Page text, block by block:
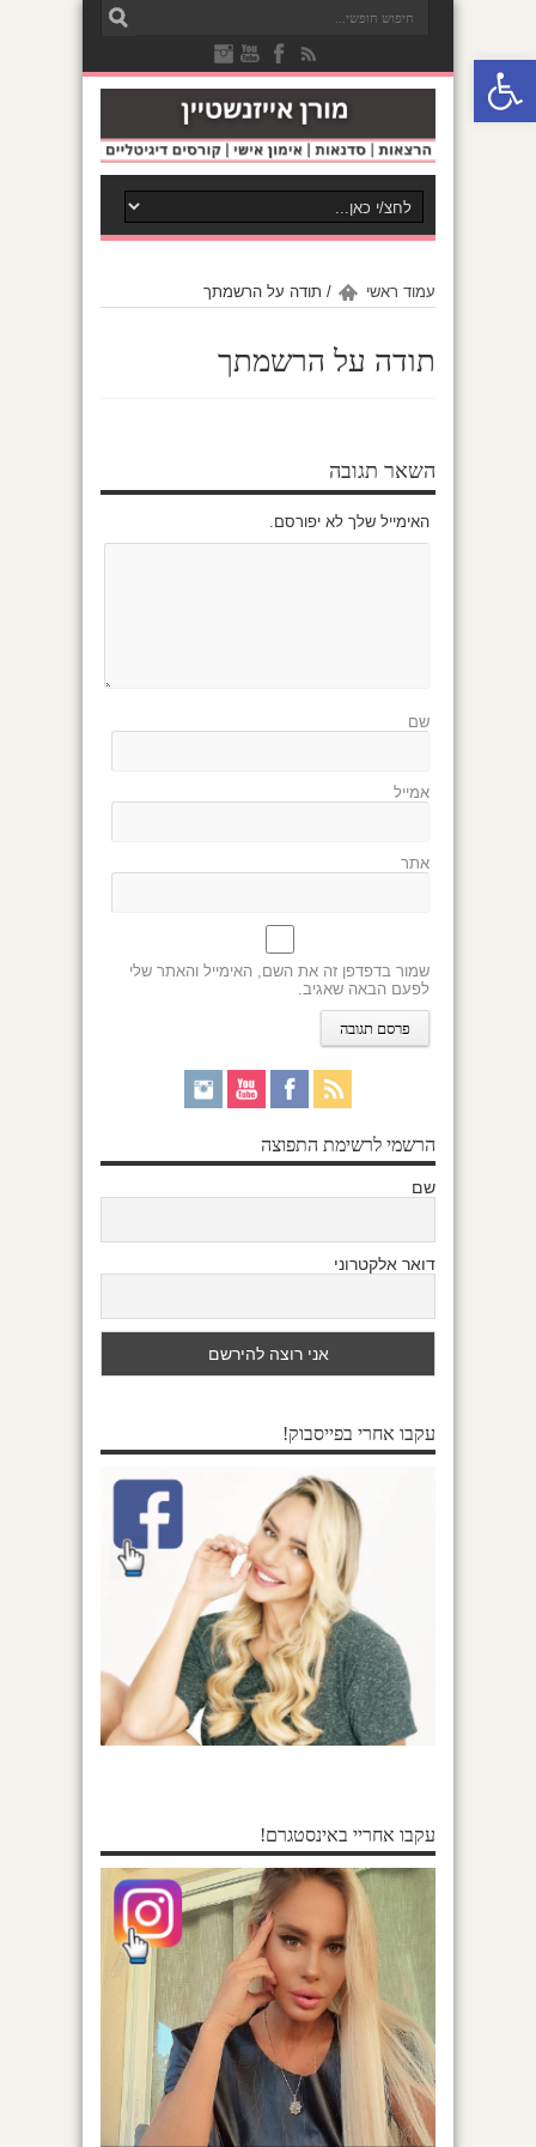
פתח סרגל נגישות
עמוד ראשי / תודה על הרשמתך
תודה על הרשמתך
השאר תגובה
האימייל שלך לא יפורסם.
שם
אמייל
אתר
שמור בדפדפן זה את השם, האימייל והאתר שלי
לפעם הבאה שאגיב.
הרשמי לרשימת התפוצה
שם
דואר אלקטרוני
עקבו אחרי בפייסבוק!
עקבו אחריי באינסטגרם!